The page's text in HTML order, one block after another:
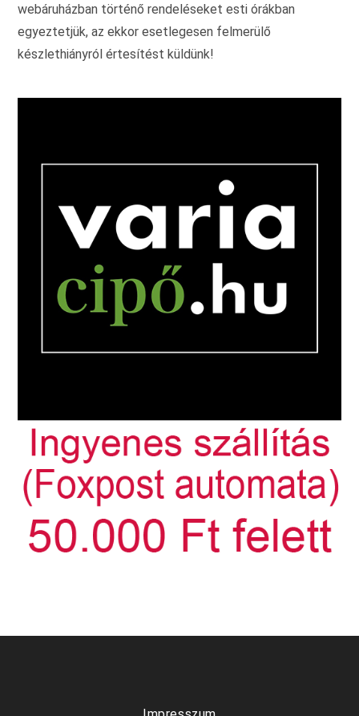
webáruházban történő rendeléseket esti órákban
egyeztetjük, az ekkor esetlegesen felmerülő
készlethiányról értesítést küldünk!